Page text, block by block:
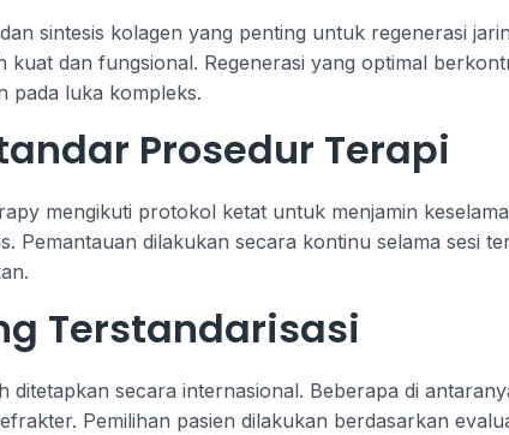
sintesis kolagen yang penting untuk regenerasi
dan fungsional. Regenerasi yang optimal
pada luka kompleks.
Prosedur Terapi
mengikuti protokol ketat untuk menjamin
Pemantauan dilakukan secara kontinu selama sesi
Terstandarisasi
ditetapkan secara internasional. Beberapa di
Pemilihan pasien dilakukan berdasarkan